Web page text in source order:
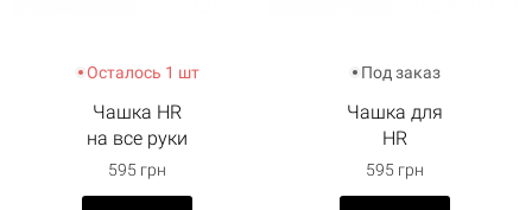
Осталось 1 шт
Чашка HR
на все руки
595 грн
Под заказ
Чашка для
HR
595 грн